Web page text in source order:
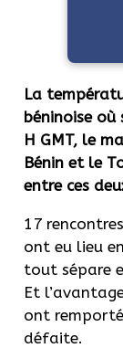
La
béninoise où
H GMT, le
Bénin et le
entre ces
17
ont eu lieu
tout sépare
Et
ont
défaite.